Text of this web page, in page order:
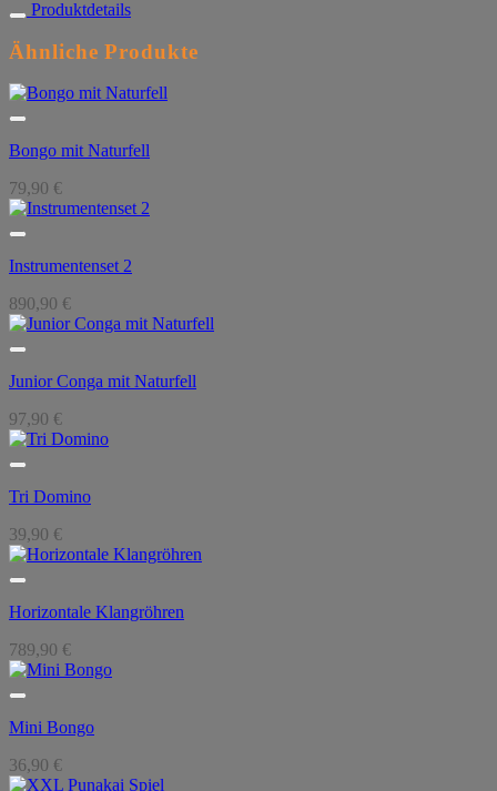
Produktdetails
Ähnliche Produkte
Bongo mit Naturfell
79,90 €
Instrumentenset 2
890,90 €
Junior Conga mit Naturfell
97,90 €
Tri Domino
39,90 €
Horizontale Klangröhren
789,90 €
Mini Bongo
36,90 €